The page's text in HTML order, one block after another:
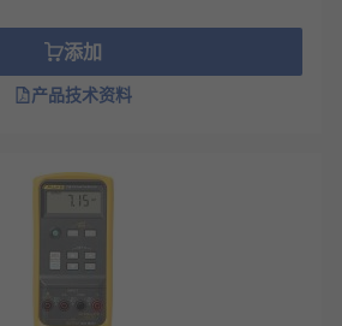
添加
产品技术资料